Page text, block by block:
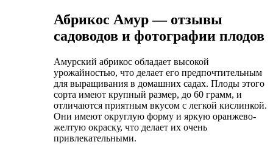
Абрикос Амур — отзывы
садоводов и фотографии плодов
Амурский абрикос обладает высокой
урожайностью, что делает его предпочтительным
для выращивания в домашних садах. Плоды этого
сорта имеют крупный размер, до 60 грамм, и
отличаются приятным вкусом с легкой кислинкой.
Они имеют округлую форму и яркую оранжево-
желтую окраску, что делает их очень
привлекательными.